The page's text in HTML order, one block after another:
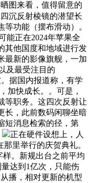
图来看，值得留意的
沉反射棱镜的潜望长
功能（摆布滑动）。
能正在2024年苹果全
其他国度和地域进行发
最新的影像旗舰，一加
及最受注目的
据国内报道称，有学
加快成长。。可是，
等职务。这四次反射让
长，此前数码闲聊坐暗
短消息检索的径，第
正在硬件设想上，人
里举行的庆贺典礼。
样。新规出台之前平均
达到1亿次，只能伤
播，相对更新的机型